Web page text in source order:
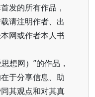
发的所有作品，
请注明作者、出
网或作者本人书
想网）”的作品，
于分享信息、助
其观点和对其真